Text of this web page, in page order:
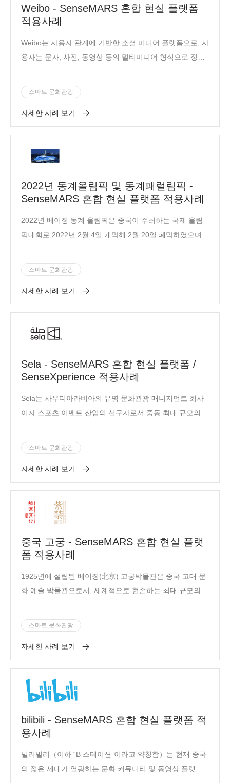
Weibo - SenseMARS 혼합 현실 플랫폼
적용사례
Weibo는 사용자 관계에 기반한 소셜 미디어 플랫폼으로, 사
용자는 문자, 사진, 동영상 등의 멀티미디어 형식으로 정보
스마트 문화관광
자세한 사례 보기
2022년 동계올림픽 및 동계패럴림픽 -
SenseMARS 혼합 현실 플랫폼 적용사례
2022년 베이징 동계 올림픽은 중국이 주최하는 국제 올림
픽대회로 2022년 2월 4일 개막해 2월 20일 폐막하였으며
의 새로운 장을 열었습니다.
스마트 문화관광
자세한 사례 보기
Sela - SenseMARS 혼합 현실 플랫폼 /
SenseXperience 적용사례
Sela는 사우디아라비아의 유명 문화관광 매니지먼트 회사
이자 스포츠 이벤트 산업의 선구자로서 중동 최대 규모의
야드 시즌)의 공식 파트너사입니다.
스마트 문화관광
자세한 사례 보기
중국 고궁 - SenseMARS 혼합 현실 플랫
폼 적용사례
1925년에 설립된 베이징(北京) 고궁박물관은 중국 고대 문
화 예술 박물관으로서, 세계적으로 현존하는 최대 규모의,
중국 고대 궁정 건축의 꽃이라고 할 수 있습니다.
스마트 문화관광
자세한 사례 보기
bilibili - SenseMARS 혼합 현실 플랫폼 적
용사례
빌리빌리（이하 “B 스테이션”이라고 약칭함）는 현재 중국
의 젊은 세대가 열광하는 문화 커뮤니티 및 동영상 플랫폼